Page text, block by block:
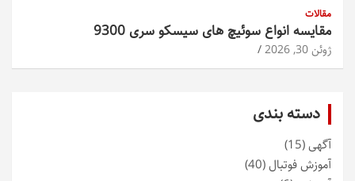
مقالات
مقایسه انواع سوئیچ های سیسکو سری 9300
ژوئن 30, 2026
دسته بندی
آگهی(15)
آموزش فوتبال(40)